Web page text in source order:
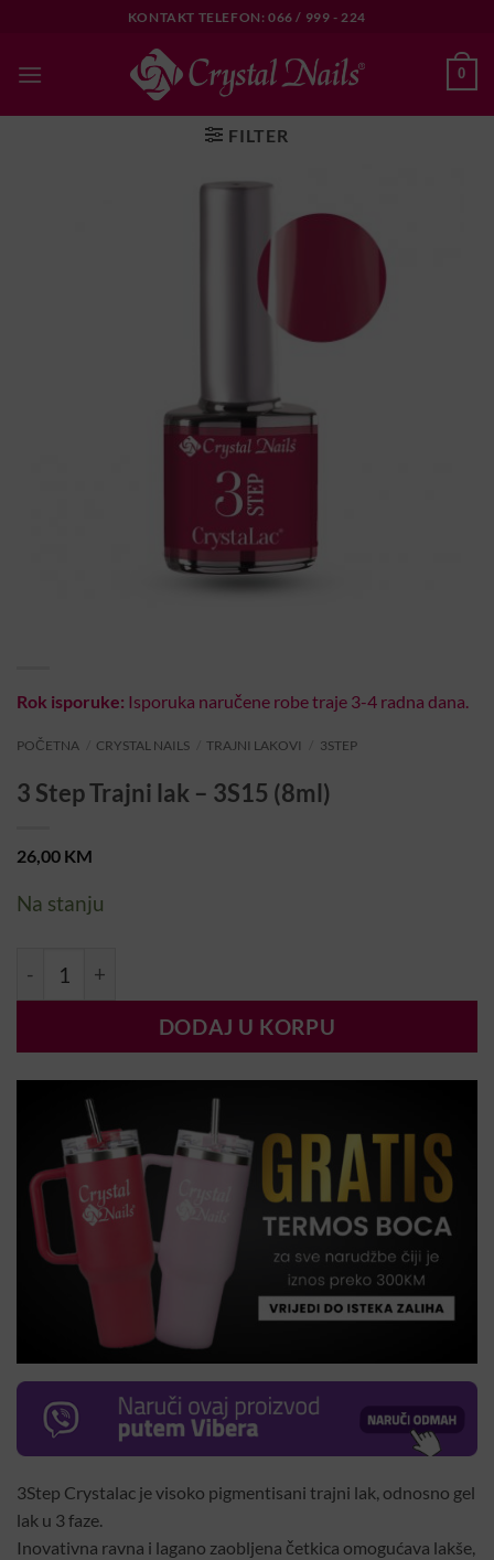
content
KONTAKT TELEFON: 066 / 999 - 224
0
FILTER
Rok isporuke: Isporuka naručene robe traje 3-4 radna dana.
POČETNA CRYSTAL NAILS TRAJNI LAKOVI 3STEP
3 Step Trajni lak – 3S15 (8ml)
26,00 KM
Na stanju
3 Step Trajni lak – 3S15 (8ml) količina
DODAJ U KORPU
3Step Crystalac je visoko pigmentisani trajni lak, odnosno gel
lak u 3 faze.
Inovativna ravna i lagano zaobljena četkica omogućava lakše,